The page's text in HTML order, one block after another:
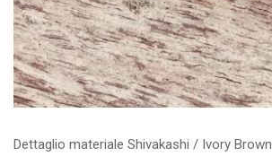
Dettaglio materiale Shivakashi / Ivory Brown